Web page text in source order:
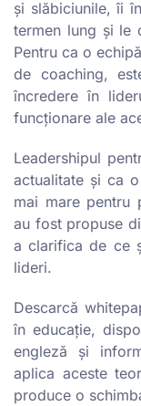
și slăbiciunile, îi
termen lung și le
Pentru ca o
de coaching,
încredere în
funcționare ale
Leadershipul
actualitate și ca
mai mare pentru
au fost propuse
a clarifica de ce
lideri.
Descarcă
în educație,
engleză și
aplica aceste
produce o